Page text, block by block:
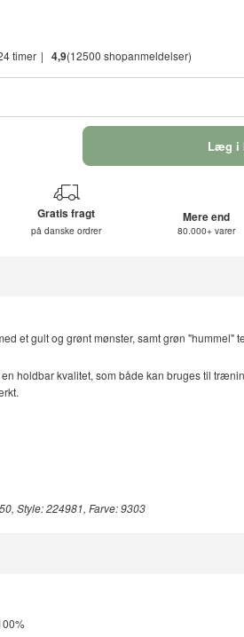
timer 4,9(12500 shopanmeldelser)
Læg i
Gratis fragt
på danske ordrer
Mere end
80.000+ varer
et gult og grønt mønster, samt grøn "hummel"
holdbar kvalitet, som både kan bruges til
Style: 224981, Farve: 9303